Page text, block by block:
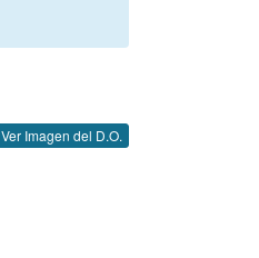
Ver Imagen del D.O.